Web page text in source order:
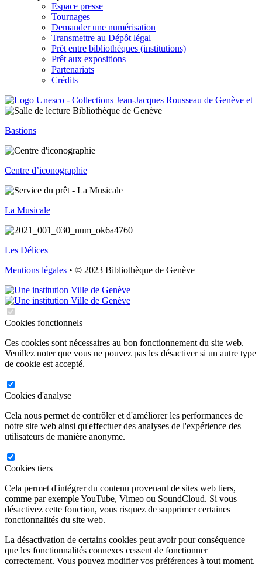
Espace presse
Tournages
Demander une numérisation
Transmettre au Dépôt légal
Prêt entre bibliothèques (institutions)
Prêt aux expositions
Partenariats
Crédits
Bastions
Centre d’iconographie
La Musicale
Les Délices
Mentions légales • © 2023 Bibliothèque de Genève
Cookies fonctionnels
Ces cookies sont nécessaires au bon fonctionnement du site web.
Veuillez noter que vous ne pouvez pas les désactiver si un autre type
de cookie est accepté.
Cookies d'analyse
Cela nous permet de contrôler et d'améliorer les performances de
notre site web ainsi qu'effectuer des analyses de l'expérience des
utilisateurs de manière anonyme.
Cookies tiers
Cela permet d'intégrer du contenu provenant de sites web tiers,
comme par exemple YouTube, Vimeo ou SoundCloud. Si vous
désactivez cette fonction, vous risquez de supprimer certaines
fonctionnalités du site web.
La désactivation de certains cookies peut avoir pour conséquence
que les fonctionnalités connexes cessent de fonctionner
correctement. Vous pouvez modifier vos préférences à tout moment.